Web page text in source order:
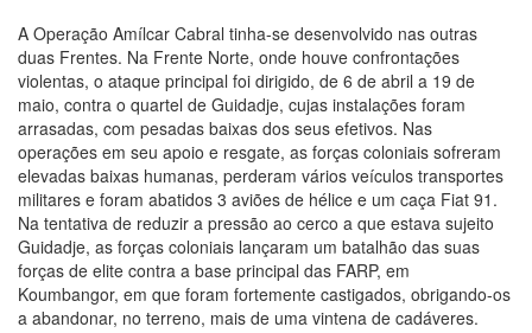
A Operação Amílcar Cabral tinha-se desenvolvido nas outras
duas Frentes. Na Frente Norte, onde houve confrontações
violentas, o ataque principal foi dirigido, de 6 de abril a 19 de
maio, contra o quartel de Guidadje, cujas instalações foram
arrasadas, com pesadas baixas dos seus efetivos. Nas
operações em seu apoio e resgate, as forças coloniais sofreram
elevadas baixas humanas, perderam vários veículos transportes
militares e foram abatidos 3 aviões de hélice e um caça Fiat 91.
Na tentativa de reduzir a pressão ao cerco a que estava sujeito
Guidadje, as forças coloniais lançaram um batalhão das suas
forças de elite contra a base principal das FARP, em
Koumbangor, em que foram fortemente castigados, obrigando-os
a abandonar, no terreno, mais de uma vintena de cadáveres.